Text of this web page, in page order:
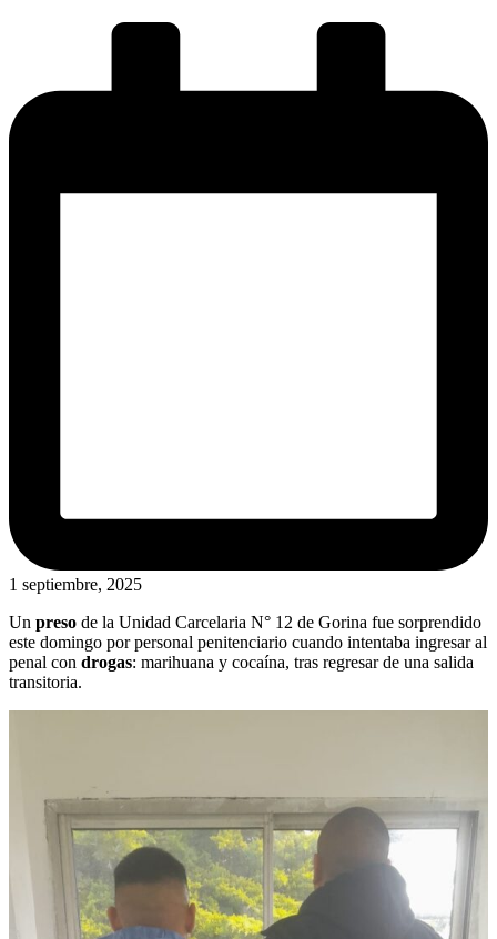
1 septiembre, 2025
Un preso de la Unidad Carcelaria N° 12 de Gorina fue sorprendido
este domingo por personal penitenciario cuando intentaba ingresar al
penal con drogas: marihuana y cocaína, tras regresar de una salida
transitoria.